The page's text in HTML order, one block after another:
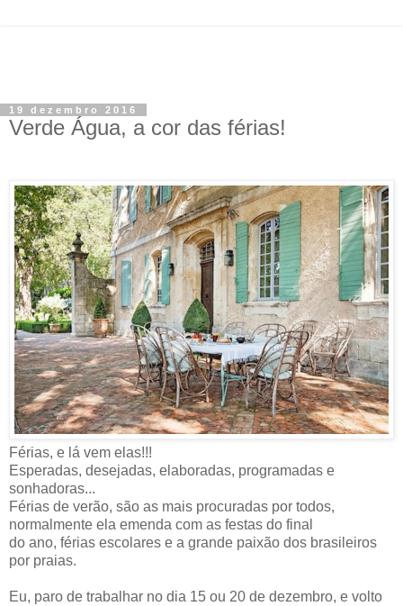
19 dezembro 2016
Verde Água, a cor das férias!
Férias, e lá vem elas!!!
Esperadas, desejadas, elaboradas, programadas e
sonhadoras...
Férias de verão, são as mais procuradas por todos,
normalmente ela emenda com as festas do final
do ano, férias escolares e a grande paixão dos brasileiros
por praias.
Eu, paro de trabalhar no dia 15 ou 20 de dezembro, e volto